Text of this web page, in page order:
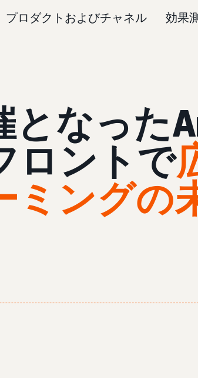
プロダクトおよびチャネル 効果
となった
ロントで
ミングの